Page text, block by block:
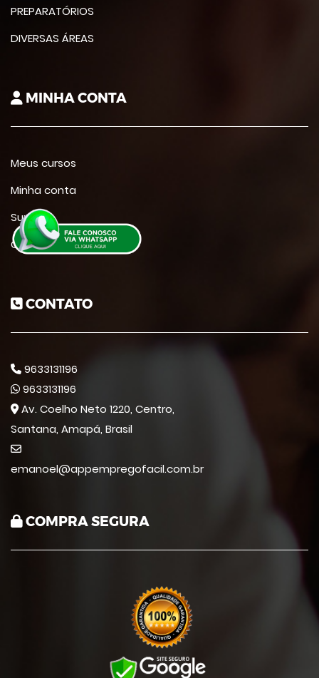
PREPARATÓRIOS
DIVERSAS ÁREAS
MINHA CONTA
Meus cursos
Minha conta
Suporte
Contato
CONTATO
9633131196
9633131196
Av. Coelho Neto 1220, Centro,
Santana, Amapá, Brasil
emanoel@appempregofacil.com.br
COMPRA SEGURA